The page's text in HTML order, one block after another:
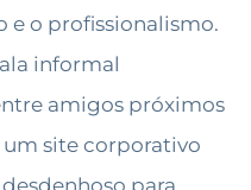
e o profissionalismo.
informal
amigos próximos
um site corporativo